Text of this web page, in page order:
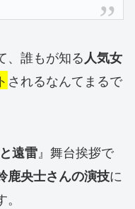
、誰もが知る人気女
されるなんてまるで
遠雷』舞台挨拶で
鹿央士さんの演技に